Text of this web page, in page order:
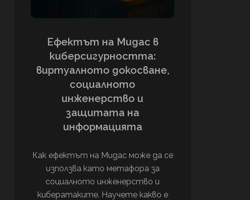
Ефектът на Мидас в
киберсигурността:
виртуалното докосване,
социалното
инженерство и
защитата на
информацията
Как ефектът на Мидас може да се
използва като метафора за
социалното инженерство и
кибератаките. Научете какво е